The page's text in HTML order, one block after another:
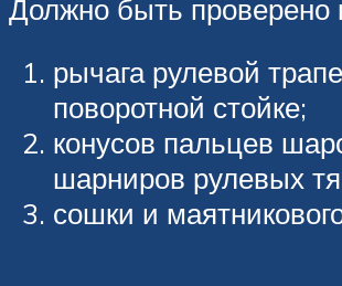
Должно быть проверено
рычага рулевой
поворотной стойке;
конусов пальцев
шарниров рулевых
сошки и